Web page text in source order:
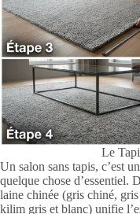
Le
Un salon sans tapis, c’est
quelque chose d’essentiel.
laine chinée (gris chiné,
kilim gris et blanc) unifie